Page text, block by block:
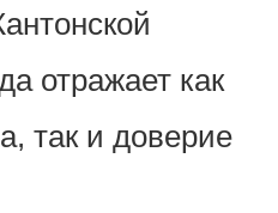
отражает как
так и доверие